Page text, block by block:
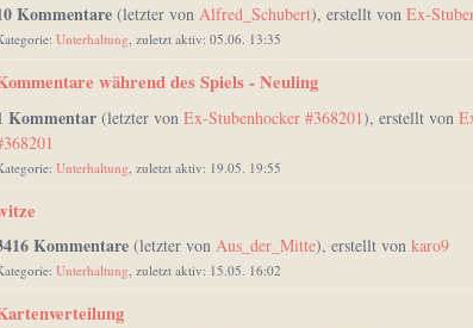
Kommentare(letzter von Alfred_Schubert), erstellt von Ex-
Unterhaltung, zuletzt aktiv: 05.06. 13:35
während des Spiels - Neuling
Kommentar(letzter von Ex-Stubenhocker #368201), erstellt von
Unterhaltung , zuletzt aktiv: 19.05. 19:55
Kommentare(letzter von Aus_der_Mitte), erstellt von karo9
Unterhaltung, zuletzt aktiv: 15.05. 16:02